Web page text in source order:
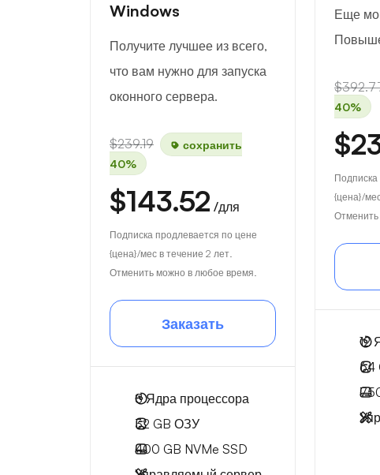
Windows
Получите лучшее из всего,
что вам нужно для запуска
оконного сервера.
$239.19
сохранить
40%
$143.52 /для
Подписка продлевается по цене
{цена}/мес в течение 2 лет.
Отменить можно в любое время.
Заказать
8Ядра процессора
32 GB ОЗУ
400 GB NVMe SSD
Еще
40%
{цена}/
12
64